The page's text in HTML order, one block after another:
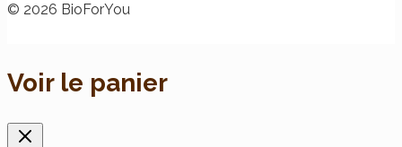
© 2026 BioForYou
Voir le panier